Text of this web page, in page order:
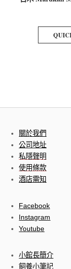
關於我們
公司地址
私隱聲明
使用條款
酒店需知
Facebook
Instagram
Youtube
小館長簡介
飼養小筆記